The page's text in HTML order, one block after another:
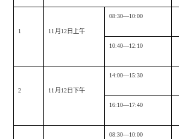
1 11月12日上午
08:30—10:00
10:40—12:10
2 11月12日下午
14:00—15:30
16:10—17:40
08:30—10:00